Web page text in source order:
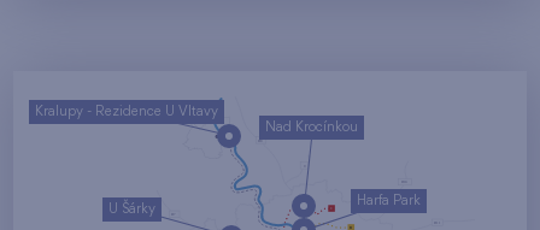
U Šárky
Harfa Park
Nad Krocínkou
Kralupy - Rezidence U Vltavy